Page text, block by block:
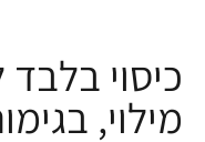
כיסוי בלבד
מילוי,